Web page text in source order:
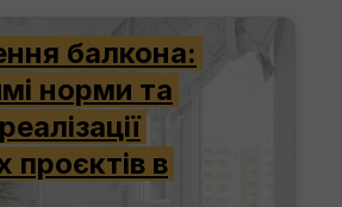
балкона:
норми та
проєктів в